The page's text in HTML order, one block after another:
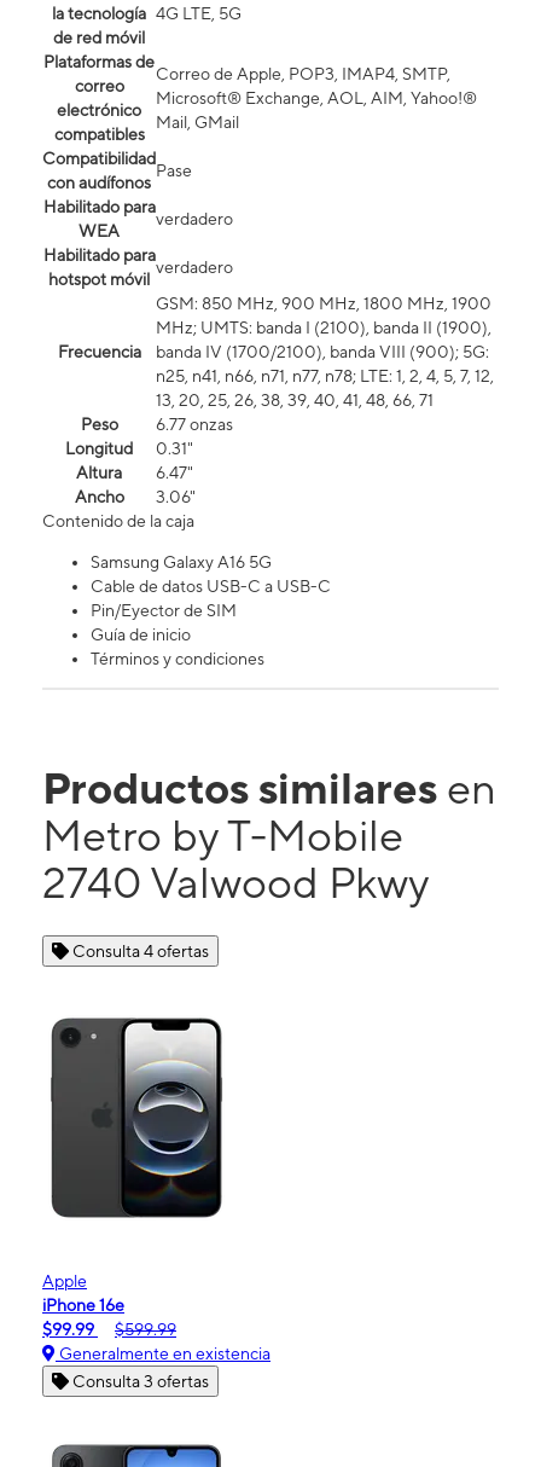
la tecnología
de red móvil
4G LTE, 5G
Plataformas de
correo
electrónico
compatibles
Correo de Apple, POP3, IMAP4, SMTP,
Microsoft® Exchange, AOL, AIM, Yahoo!®
Mail, GMail
Compatibilidad
con audífonos
Pase
Habilitado para
WEA
verdadero
Habilitado para
hotspot móvil
verdadero
Frecuencia
GSM: 850 MHz, 900 MHz, 1800 MHz, 1900
MHz; UMTS: banda I (2100), banda II (1900),
banda IV (1700/2100), banda VIII (900); 5G:
n25, n41, n66, n71, n77, n78; LTE: 1, 2, 4, 5, 7, 12,
13, 20, 25, 26, 38, 39, 40, 41, 48, 66, 71
Peso
6.77 onzas
Longitud
0.31"
Altura
6.47"
Ancho
3.06"
Contenido de la caja
Samsung Galaxy A16 5G
Cable de datos USB-C a USB-C
Pin/Eyector de SIM
Guía de inicio
Términos y condiciones
Productos similares en
Metro by T-Mobile
2740 Valwood Pkwy
Consulta 4 ofertas
Apple
iPhone 16e
$99.99
$599.99
Generalmente en existencia
Consulta 3 ofertas